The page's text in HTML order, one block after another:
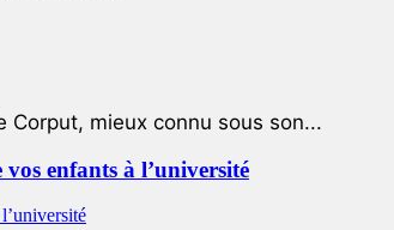
mieux connu sous son...
enfants à l’université